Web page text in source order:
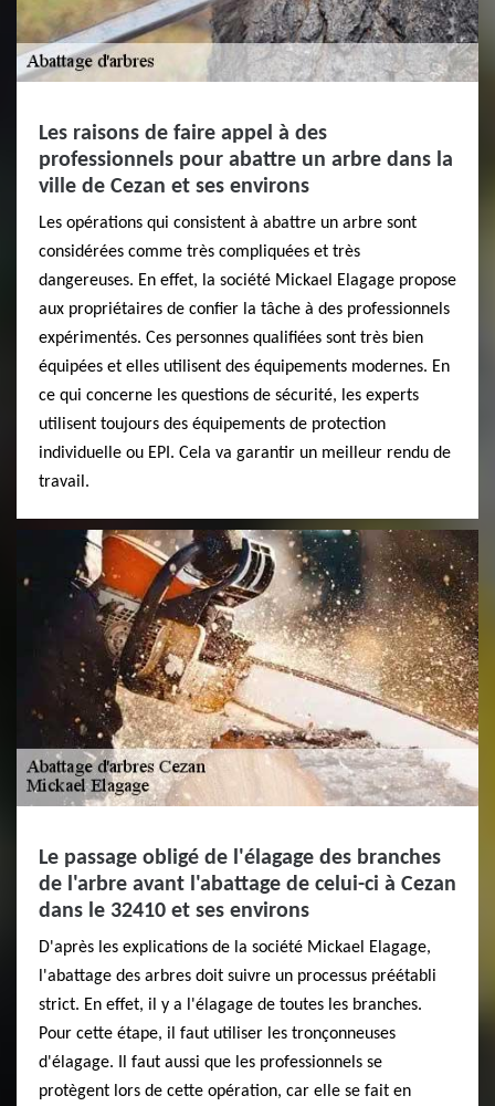
Les raisons de faire appel à des
professionnels pour abattre un arbre dans la
ville de Cezan et ses environs
Les opérations qui consistent à abattre un arbre sont
considérées comme très compliquées et très
dangereuses. En effet, la société Mickael Elagage propose
aux propriétaires de confier la tâche à des professionnels
expérimentés. Ces personnes qualifiées sont très bien
équipées et elles utilisent des équipements modernes. En
ce qui concerne les questions de sécurité, les experts
utilisent toujours des équipements de protection
individuelle ou EPI. Cela va garantir un meilleur rendu de
travail.
Le passage obligé de l'élagage des branches
de l'arbre avant l'abattage de celui-ci à Cezan
dans le 32410 et ses environs
D'après les explications de la société Mickael Elagage,
l'abattage des arbres doit suivre un processus préétabli
strict. En effet, il y a l'élagage de toutes les branches.
Pour cette étape, il faut utiliser les tronçonneuses
d'élagage. Il faut aussi que les professionnels se
protègent lors de cette opération, car elle se fait en